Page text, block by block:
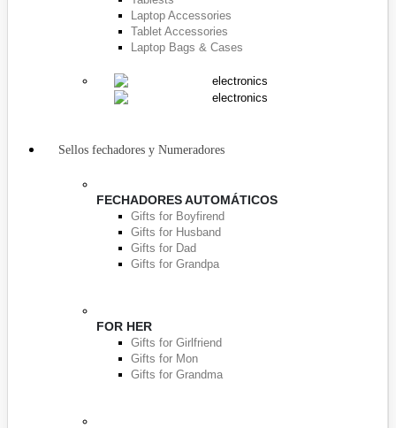
Laptop Accessories
Tablet Accessories
Laptop Bags & Cases
Sellos fechadores y Numeradores
FECHADORES AUTOMÁTICOS
Gifts for Boyfirend
Gifts for Husband
Gifts for Dad
Gifts for Grandpa
FOR HER
Gifts for Girlfriend
Gifts for Mon
Gifts for Grandma